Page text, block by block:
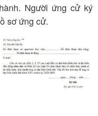
Người ứng cử ký
sơ ứng cử.